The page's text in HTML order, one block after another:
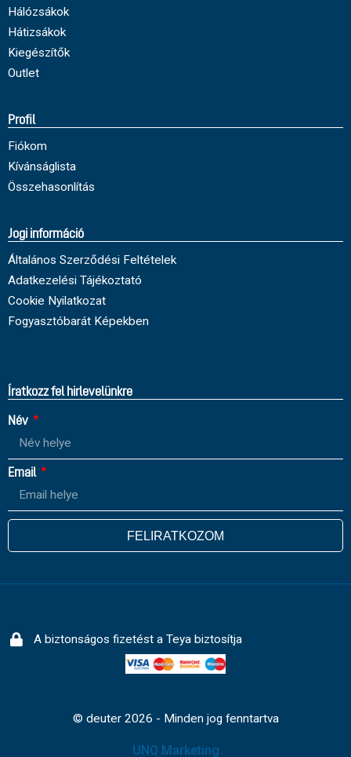
Hálózsákok
Hátizsákok
Kiegészítők
Outlet
Profil
Fiókom
Kívánságlista
Összehasonlítás
Jogi információ
Általános Szerződési Feltételek
Adatkezelési Tájékoztató
Cookie Nyilatkozat
Fogyasztóbarát Képekben
Íratkozz fel hirlevelünkre
Név
Email
FELIRATKOZOM
A biztonságos fizetést a Teya biztosítja
© deuter 2026 - Minden jog fenntartva
UNQ Marketing